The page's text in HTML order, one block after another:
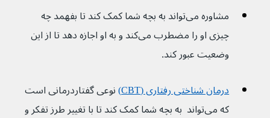
مشاوره می‌تواند به بچه شما کمک کند تا بفهمد چه
چیزی او را مضطرب می‌کند و به او اجازه دهد تا از این
وضعیت عبور کند.
درمان شناختی رفتاری (CBT)
نوعی گفتاردرمانی است
که می‌تواند  به بچه شما کمک کند تا با تغییر طرز تفکر و